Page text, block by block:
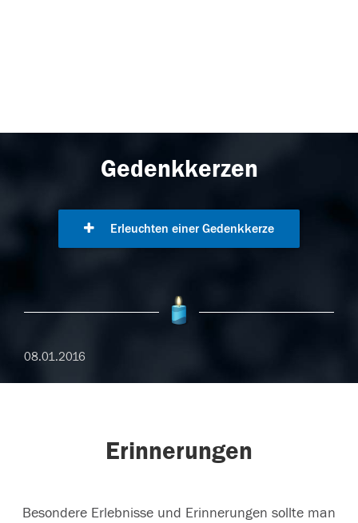
Gedenkkerzen
Erleuchten einer Gedenkkerze
08.01.2016
Erinnerungen
Besondere Erlebnisse und Erinnerungen sollte man